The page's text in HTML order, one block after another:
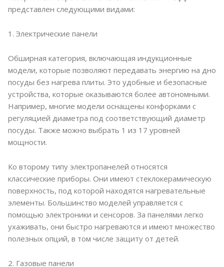
представлен следующими видами:
1. Электрические панели
Обширная категория, включающая индукционные
модели, которые позволяют передавать энергию на дно
посуды без нагрева плиты. Это удобные и безопасные
устройства, которые оказываются более автономными.
Например, многие модели оснащены конфорками с
регуляцией диаметра под соответствующий диаметр
посуды. Также можно выбрать 1 из 17 уровней
мощности.
Ко второму типу электропанелей относятся
классические приборы. Они имеют стеклокерамическую
поверхность, под которой находятся нагревательные
элементы. Большинство моделей управляется с
помощью электроники и сенсоров. За панелями легко
ухаживать, они быстро нагреваются и имеют множество
полезных опций, в том числе защиту от детей.
2. Газовые панели